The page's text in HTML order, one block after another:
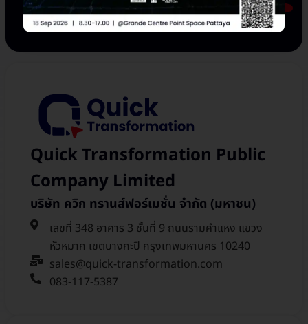
Quick Transformation Public
Company Limited
บริษัท ควิก ทรานส์ฟอร์เมชั่น จำกัด (มหาชน)
เลขที่ 348 อาคาร 3 ชั้นที่ 9 ถนนรามคำแหง แขวง
หัวหมาก เขตบางกะปิ กรุงเทพมหานคร 10240
sales@quick-transformation.com​
083-117-5387